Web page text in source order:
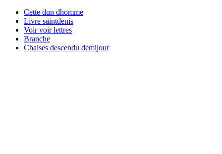
Cette dun dhomme
Livre saintdenis
Voir voir lettres
Branche
Chaises descendu demijour